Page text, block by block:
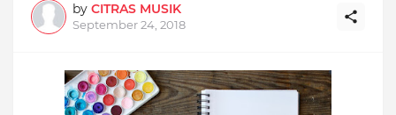
by CITRAS MUSIK
September 24, 2018